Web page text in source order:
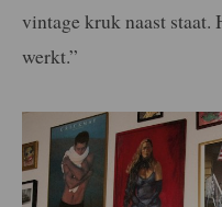
vintage kruk naast staat.
werkt.”